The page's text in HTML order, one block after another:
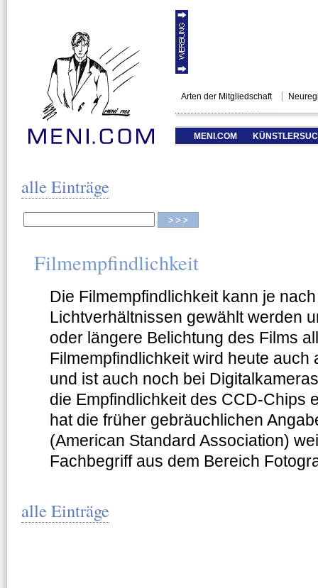
Arten der Mitgliedschaft
MENI.COM
alle Einträge
Filmempfindlichkeit
Die Filmempfindlichkeit kann je
Lichtverhältnissen gewählt werden
oder längere Belichtung des Films
Filmempfindlichkeit wird heute auch
und ist auch noch bei
die Empfindlichkeit des CCD-Chips
hat die früher gebräuchlichen
(American Standard Association)
Fachbegriff aus dem Bereich
alle Einträge